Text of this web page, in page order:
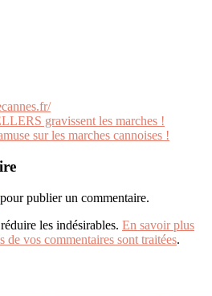
gravissent les marches !
sur les marches cannoises !
publier un commentaire.
les indésirables. En savoir plus
de vos commentaires sont traitées.